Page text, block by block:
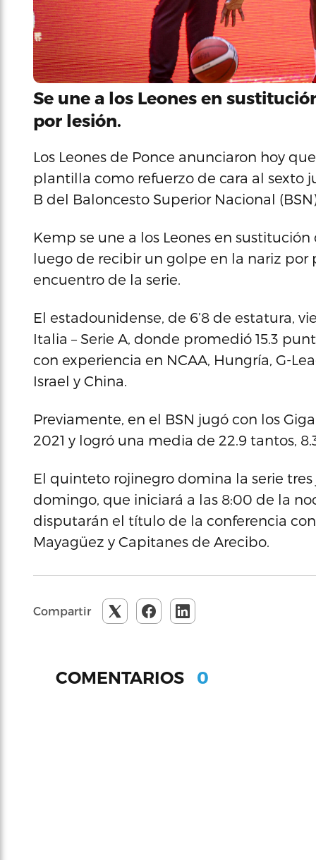
Se une a los Leones en
por lesión.
Los Leones de Ponce anunciaron hoy
plantilla como refuerzo de cara al sexto
B del Baloncesto Superior Nacional
Kemp se une a los Leones en
luego de recibir un golpe en la nariz por
encuentro de la serie.
El estadounidense, de 6’8 de estatura,
Italia – Serie A, donde promedió 15.3
con experiencia en NCAA, Hungría, G-
Israel y China.
Previamente, en el BSN jugó con los
2021 y logró una media de 22.9 tantos,
El quinteto rojinegro domina la serie
domingo, que iniciará a las 8:00 de la
disputarán el título de la conferencia
Mayagüez y Capitanes de Arecibo.
Compartir
COMENTARIOS 0